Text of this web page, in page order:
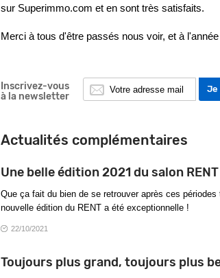
sur Superimmo.com et en sont très satisfaits.
Merci à tous d'être passés nous voir, et à
Inscrivez-vous
à la newsletter
Actualités complémentaires
Une belle édition 2021 du salon RENT
Que ça fait du bien de se retrouver après ces
nouvelle édition du RENT a été exceptionnelle !
22/10/2021
Toujours plus grand, toujours plus